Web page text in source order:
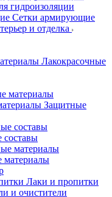
гидроизоляции
Сетки армирующие
и отделка
Лакокрасочные
материалы
Защитные
составы
материалы
Лаки и пропитки